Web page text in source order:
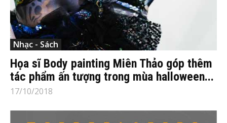
Nhạc - Sách
Họa sĩ Body painting Miên Thảo góp thêm
tác phẩm ấn tượng trong mùa halloween...
17/10/2018